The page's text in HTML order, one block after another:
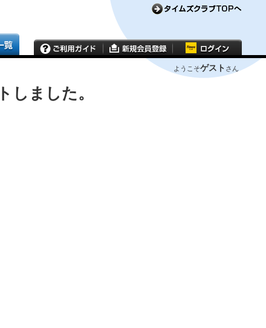
ようこそゲスト さん
しました。